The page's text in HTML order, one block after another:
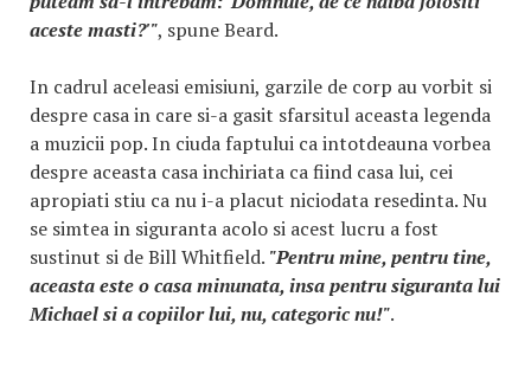
aceste masti?'", spune Beard.
In cadrul aceleasi emisiuni, garzile de corp au vorbit si
despre casa in care si-a gasit sfarsitul aceasta legenda
a muzicii pop. In ciuda faptului ca intotdeauna vorbea
despre aceasta casa inchiriata ca fiind casa lui, cei
apropiati stiu ca nu i-a placut niciodata resedinta. Nu
se simtea in siguranta acolo si acest lucru a fost
sustinut si de Bill Whitfield. "Pentru mine, pentru tine,
aceasta este o casa minunata, insa pentru siguranta lui
Michael si a copiilor lui, nu, categoric nu!".